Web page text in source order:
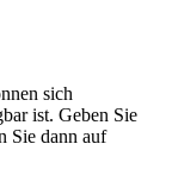
sich
ist. Geben Sie
Sie dann auf